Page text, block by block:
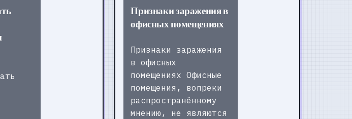
Признаки заражения в
офисных помещениях
Признаки заражения
в офисных
помещениях Офисные
помещения, вопреки
распространённому
мнению, не являются